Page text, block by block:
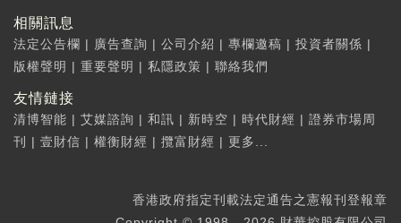
相關訊息
法定公告欄 | 廣告查詢 | 公司介紹 | 專欄邀稿 | 投資者關係 |
版權聲明 | 重要聲明 | 私隱政策 | 聯絡我們
友情鏈接
清博智能 | 艾媒諮詢 | 和訊 | 新時空 | 時代財經 | 證券市場周
刊
| 壹財信 | 權衡財經 | 攬富財經 | 更多...
香港政府指定刊載法定通告之憲報刊登報章